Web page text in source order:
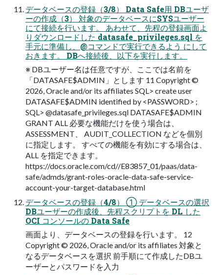
データベースの登録（3/8） Data Safe用 DBユーザ
ーの作成（3） 対象のデータベースにSYSユーザー
にて接続を行います。 あわせて、先程の登録画面よ
りダウンロードした datasafe_privileges.sql を
手元に準備し、@コマンドで実行できるよう にして
おきます。 DBへ接続後、以下を実行します。
※ DBユーザー名は任意ですが、ここでは名前を
「DATASAFE$ADMIN」とします 11 Copyright ©
2026, Oracle and/or its affiliates SQL> create user
DATASAFE$ADMIN identified by <PASSWORD> ;
SQL> @datasafe_privileges.sql DATASAFE$ADMIN
GRANT ALL 必要な機能だけを使う場合は、
ASSESSMENT、 AUDIT_COLLECTION などを個別
に指定します。 すべての機能を有効にする場合は、
ALL を指定できます。
https://docs.oracle.com/cd//E83857_01/paas/data-
safe/admds/grant-roles-oracle-data-safe-service-
account-your-target-database.html
データベースの登録（4/8） ① データベースの選択
DBユーザーの作成後、先程スクリプトを DL した
OCI コンソールの Data Safe
画面より、データベースの登録を行います。 12
Copyright © 2026, Oracle and/or its affiliates 対象と
なるデータベースを選択 前手順にて作成したDBユ
ーザーとパスワードを入力